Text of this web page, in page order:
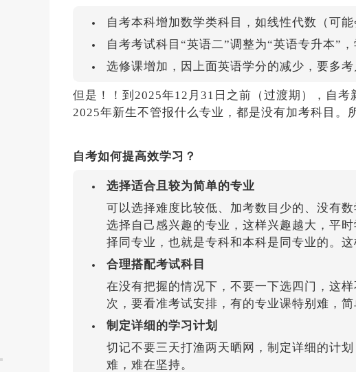
自考本科增加数学类科目，如线性代数（可能
自考考试科目“英语二”调整为“英语专升本”
选修课增加，因上面英语学分的减少，要多
但是！！到2025年12月31日之前（过渡期），自
2025年新生不管报什么专业，都是没有加考科目。
自考如何提高效学习？
选择适合且较为简单的专业
可以选择难度比较低、加考数目少的、没有
选择自己感兴趣的专业，这样兴趣越大，平
择同专业，也就是专科和本科是同专业的。
合理搭配考试科目
在没有把握的情况下，不要一下选四门，这
次，要看准考试安排，有的专业课特别难，
制定详细的学习计划
切记不要三天打渔两天晒网，制定详细的计
难，难在坚持。